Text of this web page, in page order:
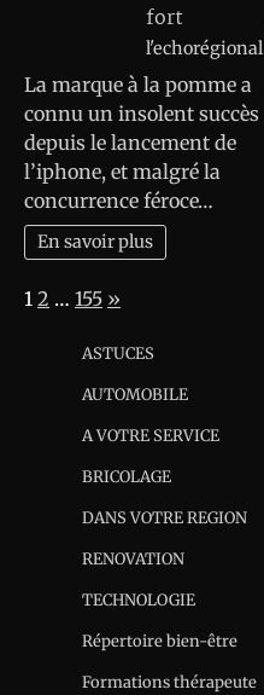
fort
l'echorégional
La marque à la pomme a
connu un insolent succès
depuis le lancement de
l’iphone, et malgré la
concurrence féroce…
En savoir plus
Page:
1 2 … 155 Next
»
ASTUCES
AUTOMOBILE
A VOTRE SERVICE
BRICOLAGE
DANS VOTRE REGION
RENOVATION
TECHNOLOGIE
Répertoire bien-être
Formations thérapeute